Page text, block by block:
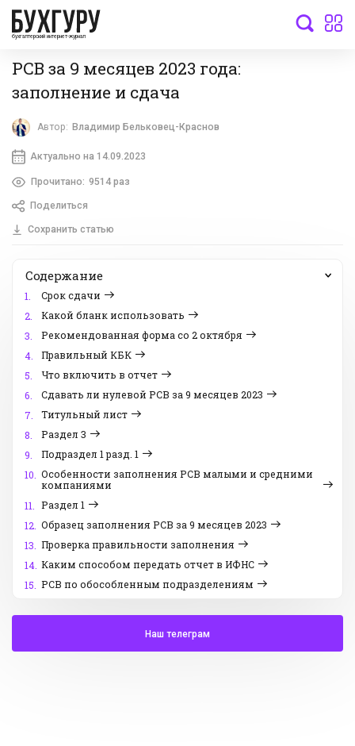
бухгалтерский интернет-журнал
РСВ за 9 месяцев 2023 года:
заполнение и сдача
Автор: Владимир Бельковец-Краснов
Актуально на 14.09.2023
Прочитано: 9514 раз
Поделиться
Сохранить статью
Содержание
1.
Срок сдачи
2.
Какой бланк использовать
3.
Рекомендованная форма со 2 октября
4.
Правильный КБК
5.
Что включить в отчет
6.
Сдавать ли нулевой РСВ за 9 месяцев 2023
7.
Титульный лист
8.
Раздел 3
9.
Подраздел 1 разд. 1
10. Особенности заполнения РСВ малыми и средними
компаниями
11. Раздел 1
12. Образец заполнения РСВ за 9 месяцев 2023
13. Проверка правильности заполнения
14. Каким способом передать отчет в ИФНС
15. РСВ по обособленным подразделениям
Наш телеграм